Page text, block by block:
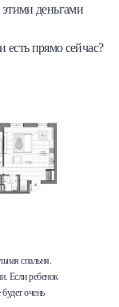
этими деньгами
прямо сейчас?
спальня.
Если ребенок
очень